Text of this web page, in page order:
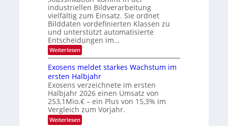
e
c
h
T
a
l
k
s
f
d
e
r
V
I
S
I
O
N
2
0
2
z
u
E
l
e
k
t
r
o
n
k
industriellen Bildverarbeitung
vielfältig zum Einsatz. Sie ordnet
Bilddaten vordefinierten Klassen zu
und unterstützt automatisierte
Entscheidungen im…
Weiterlesen:
W
n
n
d
i
e
K
I
m
Exosens meldet starkes Wachstum im
ersten Halbjahr
Exosens verzeichnete im ersten
Halbjahr 2026 einen Umsatz von
253,1Mio.€ – ein Plus von 15,3% im
Vergleich zum Vorjahr.
Weiterlesen: